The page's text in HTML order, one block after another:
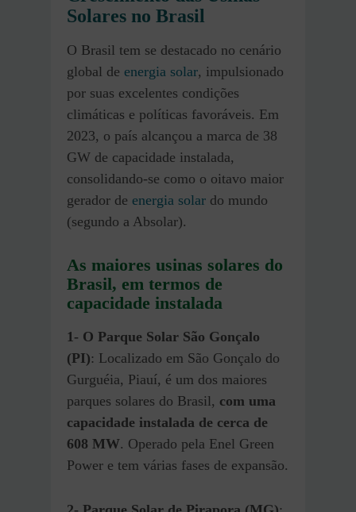
Solares no Brasil
O Brasil tem se destacado no cenário
global de energia solar, impulsionado
por suas excelentes condições
climáticas e políticas favoráveis. Em
2023, o país alcançou a marca de 38
GW de capacidade instalada,
consolidando-se como o oitavo maior
gerador de energia solar do mundo ​
(segundo a Absolar).
As maiores usinas solares do
Brasil, em termos de
capacidade instalada
1- O Parque Solar São Gonçalo
(PI): Localizado em São Gonçalo do
Gurguéia, Piauí, é um dos maiores
parques solares do Brasil, com uma
capacidade instalada de cerca de
608 MW. Operado pela Enel Green
Power e tem várias fases de expansão.